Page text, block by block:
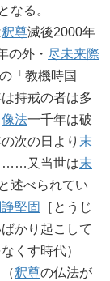
なる。
釈尊滅後2000年
の外・ 尽未来際
「教機時国
持戒の者は多
像法一千年は破
次の日より 末
……又当世は末
述べられてい
堅固
［とうじ
かり起こして
くす時代）
釈尊の仏法が